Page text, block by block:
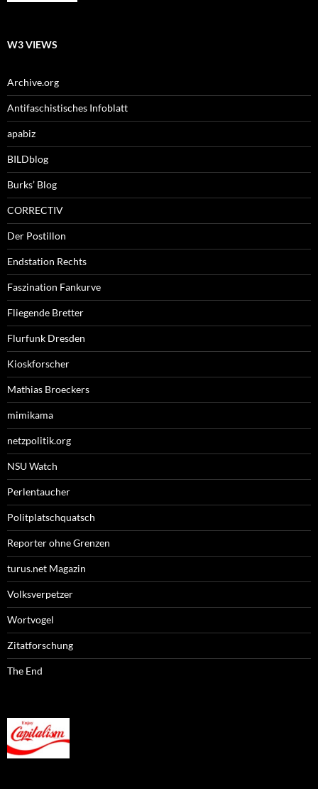
W3 VIEWS
Archive.org
Antifaschistisches Infoblatt
apabiz
BILDblog
Burks’ Blog
CORRECTIV
Der Postillon
Endstation Rechts
Faszination Fankurve
Fliegende Bretter
Flurfunk Dresden
Kioskforscher
Mathias Broeckers
mimikama
netzpolitik.org
NSU Watch
Perlentaucher
Politplatschquatsch
Reporter ohne Grenzen
turus.net Magazin
Volksverpetzer
Wortvogel
Zitatforschung
The End